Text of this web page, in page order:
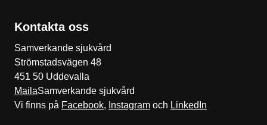
Kontakta oss
Samverkande sjukvård
Strömstadsvägen 48
451 50 Uddevalla
MailaSamverkande sjukvård
Vi finns på Facebook, Instagram och LinkedIn